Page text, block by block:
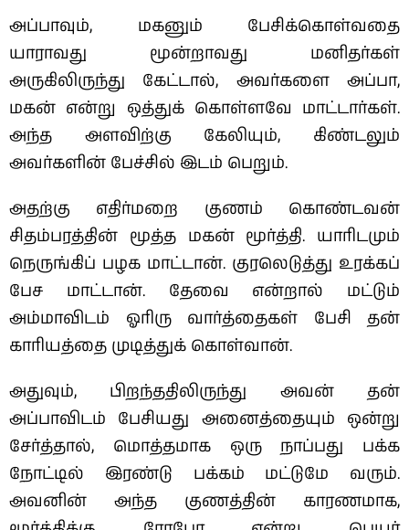
அப்பாவும், மகனும் பேசிக்கொள்வதை
யாராவது மூன்றாவது மனிதர்கள்
அருகிலிருந்து கேட்டால், அவர்களை அப்பா,
மகன் என்று ஒத்துக் கொள்ளவே மாட்டார்கள்.
அந்த அளவிற்கு கேலியும், கிண்டலும்
அவர்களின் பேச்சில் இடம் பெறும்.
அதற்கு எதிர்மறை குணம் கொண்டவன்
சிதம்பரத்தின் மூத்த மகன் மூர்த்தி. யாரிடமும்
நெருங்கிப் பழக மாட்டான். குரலெடுத்து உரக்கப்
பேச மாட்டான். தேவை என்றால் மட்டும்
அம்மாவிடம் ஓரிரு வார்த்தைகள் பேசி தன்
காரியத்தை முடித்துக் கொள்வான்.
அதுவும், பிறந்ததிலிருந்து அவன் தன்
அப்பாவிடம் பேசியது அனைத்தையும் ஒன்று
சேர்த்தால், மொத்தமாக‌ ஒரு நாப்பது பக்க‌
நோட்டில் இரண்டு பக்கம் மட்டுமே வரும்.
அவனின் அந்த‌ குணத்தின் காரணமாக,